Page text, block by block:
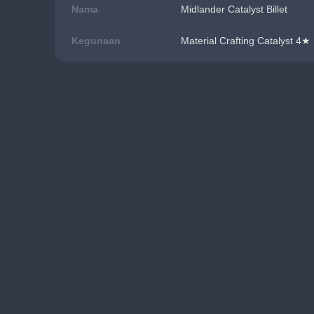
Nama Midlander Catalyst Billet
Kegunaan Material Crafting Catalyst 4★